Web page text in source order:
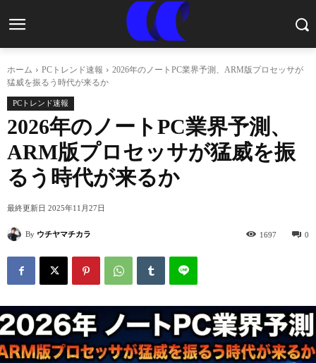
ホーム PCトレンド速報
2026年のノートPC業界予測、ARM版プロセッサが
猛威を振るう時代が来るか
PCトレンド速報
2026年のノートPC業界予測、
ARM版プロセッサが猛威を振
るう時代が来るか
最終更新日 2025年11月27日
By ウチヤマチカラ 0
1697